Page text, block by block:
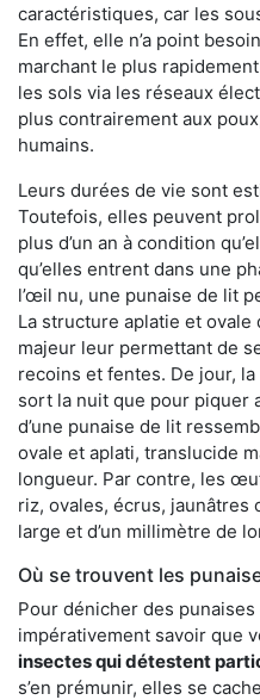
caractéristiques, car les
En effet, elle n’a point
marchant le plus
les sols via les réseaux
plus contrairement aux
humains.
Leurs durées de vie sont
Toutefois, elles peuvent
plus d’un an à condition
qu’elles entrent dans une
l’œil nu, une punaise de lit
La structure aplatie et
majeur leur permettant de
recoins et fentes. De jour,
sort la nuit que pour piquer
d’une punaise de lit
ovale et aplati, translucide
longueur. Par contre, les
riz, ovales, écrus, jaunâtres
large et d’un millimètre de
Où se trouvent les
Pour dénicher des
impérativement savoir que
insectes qui détestent
s’en prémunir, elles se